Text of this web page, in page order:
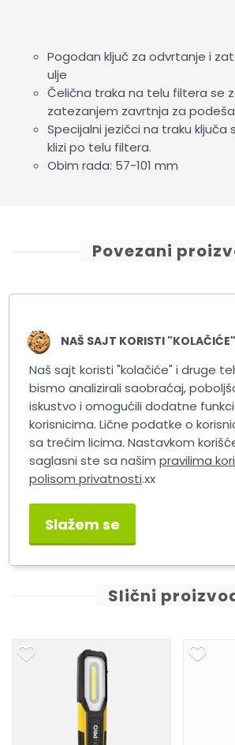
Pogodan ključ za odvrtanje i zatezanje filtera za
ulje
Čelična traka na telu filtera se zateže
zatezanjem zavrtnja za
Specijalni jezičci na traku ključa sprečavaju da
klizi po telu filtera.
Obim rada: 57-101 mm
Povezani
Masner Ključ za filter ulja
102-111mm
Masner
Slični
NAŠ SAJT KORISTI "KOLAČIĆE"
Naš sajt koristi "kolačiće" i druge
bismo analizirali saobraćaj,
iskustvo i omogućili dodatne
korisnicima. Lične podatke o
sa trećim licima. Nastavkom
saglasni ste sa našimpravilima
polisom privatnosti.xx
Slažem se